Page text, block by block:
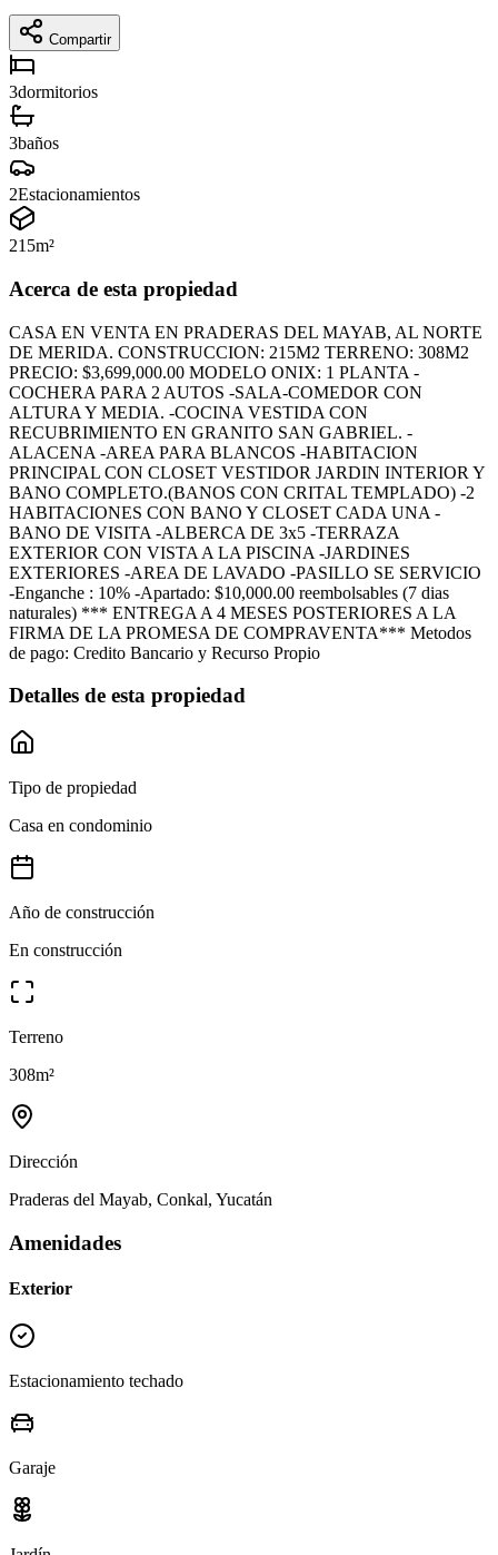
Compartir
3dormitorios
3baños
2Estacionamientos
215m²
Acerca de esta propiedad
CASA EN VENTA EN PRADERAS DEL MAYAB, AL NORTE
DE MERIDA. CONSTRUCCION: 215M2 TERRENO: 308M2
PRECIO: $3,699,000.00 MODELO ONIX: 1 PLANTA -
COCHERA PARA 2 AUTOS -SALA-COMEDOR CON
ALTURA Y MEDIA. -COCINA VESTIDA CON
RECUBRIMIENTO EN GRANITO SAN GABRIEL. -
ALACENA -AREA PARA BLANCOS -HABITACION
PRINCIPAL CON CLOSET VESTIDOR JARDIN INTERIOR Y
BANO COMPLETO.(BANOS CON CRITAL TEMPLADO) -2
HABITACIONES CON BANO Y CLOSET CADA UNA -
BANO DE VISITA -ALBERCA DE 3x5 -TERRAZA
EXTERIOR CON VISTA A LA PISCINA -JARDINES
EXTERIORES -AREA DE LAVADO -PASILLO SE SERVICIO
-Enganche : 10% -Apartado: $10,000.00 reembolsables (7 dias
naturales) *** ENTREGA A 4 MESES POSTERIORES A LA
FIRMA DE LA PROMESA DE COMPRAVENTA*** Metodos
de pago: Credito Bancario y Recurso Propio
Detalles de esta propiedad
Tipo de propiedad
Casa en condominio
Año de construcción
En construcción
Terreno
308m²
Dirección
Praderas del Mayab, Conkal, Yucatán
Amenidades
Exterior
Estacionamiento techado
Garaje